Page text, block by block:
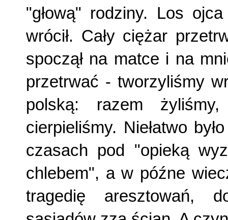
"głową" rodziny. Los
wrócił. Cały ciężar
spoczął na matce i na
przetrwać - tworzyliśmy
polską: razem
cierpieliśmy. Niełatwo
czasach pod "opieką
chlebem", a w późne
tragedię aresztowań,